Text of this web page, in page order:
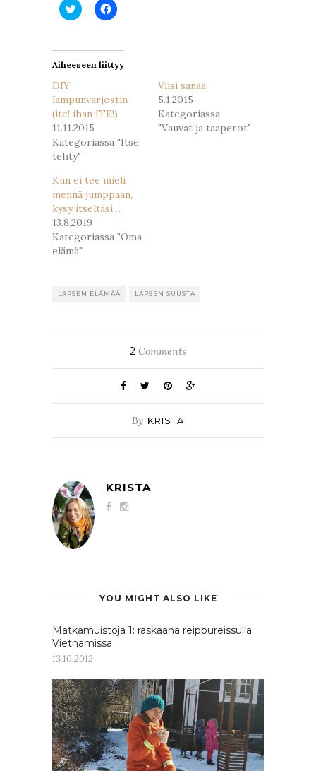
Jaa
Twitterissä(Avautuu
Jaa
Facebookissa(Avautuu
Aiheeseen liittyy
DIY
lampunvarjostin
(ite! ihan ITE!)
11.11.2015
Kategoriassa "Itse
tehty"
Viisi sanaa
5.1.2015
Kategoriassa
"Vauvat ja taaperot"
Kun ei tee mieli
mennä jumppaan,
kysy itseltäsi…
13.8.2019
Kategoriassa "Oma
elämä"
LAPSEN ELÄMÄÄ LAPSEN SUUSTA
2 Comments
By KRISTA
KRISTA
YOU MIGHT ALSO LIKE
Matkamuistoja 1: raskaana reippureissulla
Vietnamissa
13.10.2012